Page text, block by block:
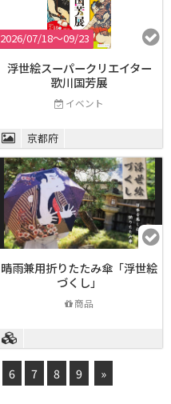
2026/07/18〜09/23
浮世絵スーパークリエイター
歌川国芳展
イベント
京都府
晴雨兼用折りたたみ傘「浮世絵
づくし」
商品
6 7 8 9 »